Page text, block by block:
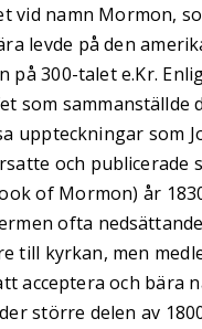
vid namn Mormon,
levde på den
på 300-talet e.Kr.
som sammanställde
uppteckningar som
och publicerade
of Mormon) år
ofta
till kyrkan, men
acceptera och bära
större delen av